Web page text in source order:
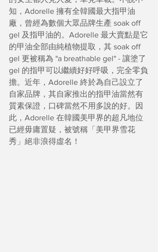
知，Adorelle 擁有全韓國最大指甲油
廠，曾經為數個大眾品牌生產 soak off
gel 及指甲油的。Adorelle 最大賣點是它
的甲油全部由純植物提取，其 soak off
gel 更被稱為 "a breathable gel" - 讓塗了
gel 的指甲可以繼續好好呼吸，完全零負
擔。近年，Adorelle 終於為自己設立了
自家品牌，其自家推出的指甲油當然有
質素保證，口碑當然不用多說的好。因
此，Adorelle 在韓國美甲界的超凡地位
已經毋庸置疑，被號稱「美甲界雪花
秀」絕非浪得虛名！